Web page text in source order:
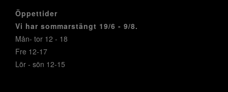
Öppettider
Vi har sommarstängt 19/6 - 9/8.
Mån- tor 12 - 18
Fre 12-17
Lör - sön 12-15